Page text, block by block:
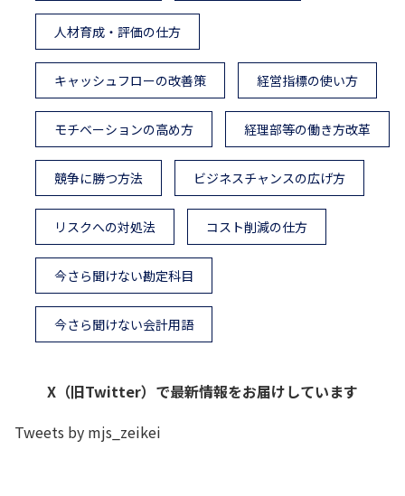
人材育成・評価の仕方
キャッシュフローの改善策 経営指標の使い方
モチベーションの高め方 経理部等の働き方改革
競争に勝つ方法 ビジネスチャンスの広げ方
リスクへの対処法 コスト削減の仕方
今さら聞けない勘定科目
今さら聞けない会計用語
X（旧Twitter）で最新情報をお届けしています
Tweets by mjs_zeikei